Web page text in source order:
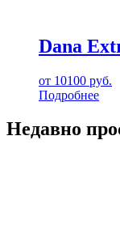
Dana
от 10100 руб.
Подробнее
Недавно